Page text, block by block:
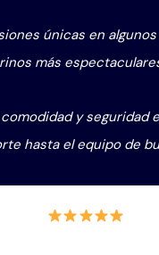
únicas en
más
y seguridad
hasta el equipo de